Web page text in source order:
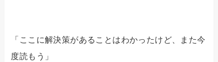
「ここに解決策があることはわかったけど、また今
度読もう」